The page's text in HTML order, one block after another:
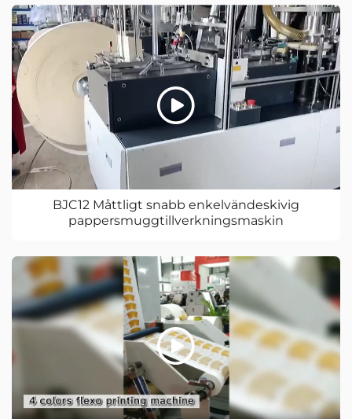
BJC12 Måttligt snabb enkelvändeskivig
pappersmuggtillverkningsmaskin